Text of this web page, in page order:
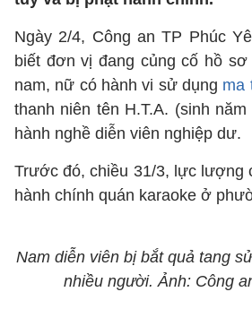
Ngày 2/4, Công an TP Phúc
biết đơn vị đang củng cố hồ
nam, nữ có hành vi sử dụng ma
thanh niên tên H.T.A. (sinh
hành nghề diễn viên nghiệp dư.
Trước đó, chiều 31/3, lực lượng
hành chính quán karaoke ở
Nam diễn viên bị bắt quả tang
nhiều người. Ảnh: Công